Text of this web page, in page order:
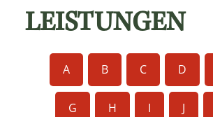
LEISTUNGEN
A B C D
G H I J